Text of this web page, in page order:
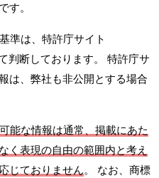
す。
準は、特許庁サイト
判断しております。 特許庁サ
は、弊社も非公開とする場合
能な情報は通常、掲載にあた
く表現の自由の範囲内と考え
じておりません。 なお、商標